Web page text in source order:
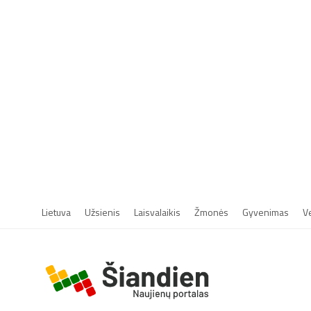
Lietuva Užsienis Laisvalaikis Žmonės Gyvenimas
r